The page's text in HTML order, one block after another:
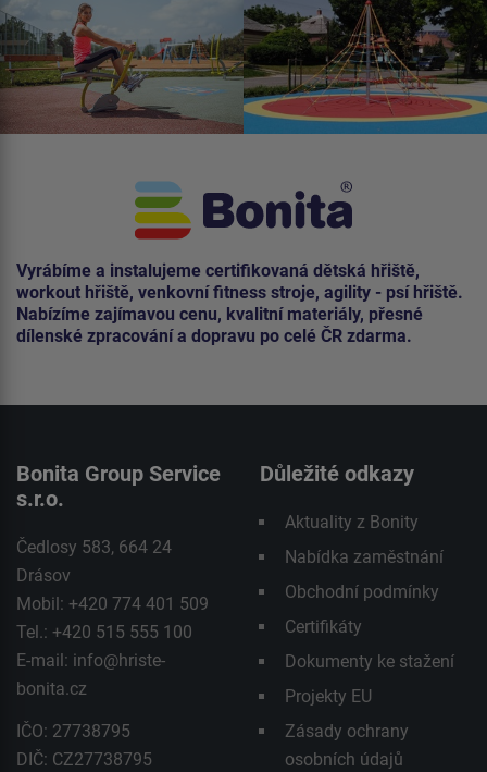
Vyrábíme a instalujeme certifikovaná dětská hřiště,
workout hřiště, venkovní fitness stroje, agility - psí hřiště.
Nabízíme zajímavou cenu, kvalitní materiály, přesné
dílenské zpracování a dopravu po celé ČR zdarma.
Bonita Group Service
s.r.o.
Čedlosy 583, 664 24
Drásov
Mobil: +420 774 401 509
Tel.: +420 515 555 100
E-mail: info@hriste-
bonita.cz
IČO: 27738795
DIČ: CZ27738795
Důležité odkazy
Aktuality z Bonity
Nabídka zaměstnání
Obchodní podmínky
Certifikáty
Dokumenty ke stažení
Projekty EU
Zásady ochrany
osobních údajů